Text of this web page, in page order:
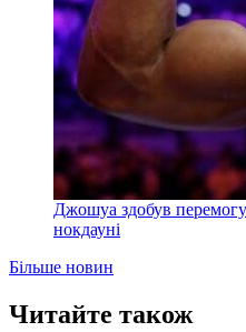
Джошуа здобув
нокдауні
Більше новин
Читайте також